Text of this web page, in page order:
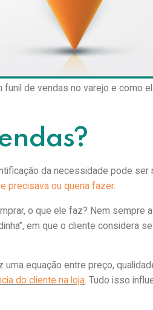
São muitas as etapas que
e gerenciar essas fases.
é um conceito dominado pelas
do varejo ou empreendimento.
de vendas no varejo e como
da necessidade pode ser
precisava ou queria fazer.
o que ele faz? Nem sempre
em que o cliente considera
equação entre preço,
do cliente na loja. Tudo isso